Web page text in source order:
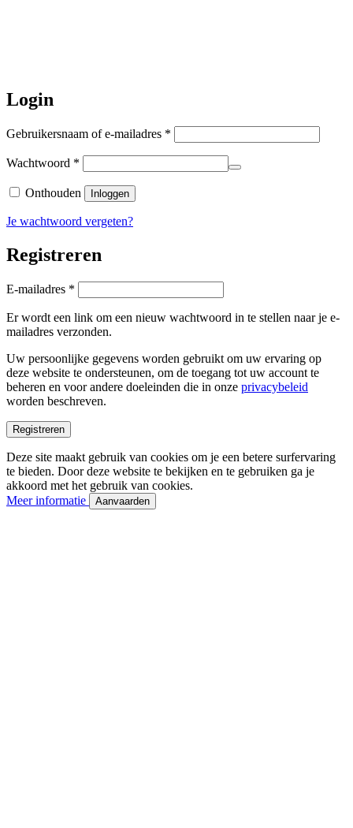
Login
Gebruikersnaam of e-mailadres *
Wachtwoord *
Onthouden Inloggen
Je wachtwoord vergeten?
Registreren
E-mailadres *
Er wordt een link om een nieuw wachtwoord in te stellen naar je e-
mailadres verzonden.
Uw persoonlijke gegevens worden gebruikt om uw ervaring op
deze website te ondersteunen, om de toegang tot uw account te
beheren en voor andere doeleinden die in onze privacybeleid
worden beschreven.
Registreren
Deze site maakt gebruik van cookies om je een betere surfervaring
te bieden. Door deze website te bekijken en te gebruiken ga je
akkoord met het gebruik van cookies.
Meer informatie
Aanvaarden